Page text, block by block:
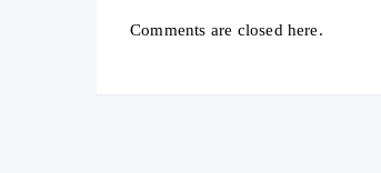
Comments are closed here.